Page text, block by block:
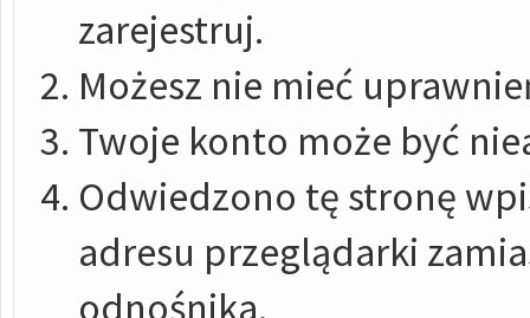
zarejestruj.
Możesz nie mieć
Twoje konto może być
Odwiedzono tę stronę
adresu przeglądarki
odnośnika.